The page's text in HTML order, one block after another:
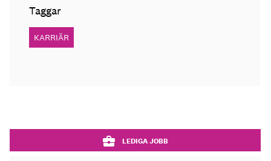
Taggar
KARRIÄR
LEDIGA JOBB